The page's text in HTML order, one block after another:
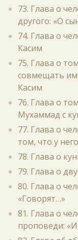
73. Глава о
другого: «О
74. Глава о
Касим
75. Глава о
совмещать
Касим
76. Глава о
Мухаммад с
77. Глава о
том, что у
78. Глава о
79. Глава о
80. Глава о
«Говорят…»
81. Глава о
проповеди: